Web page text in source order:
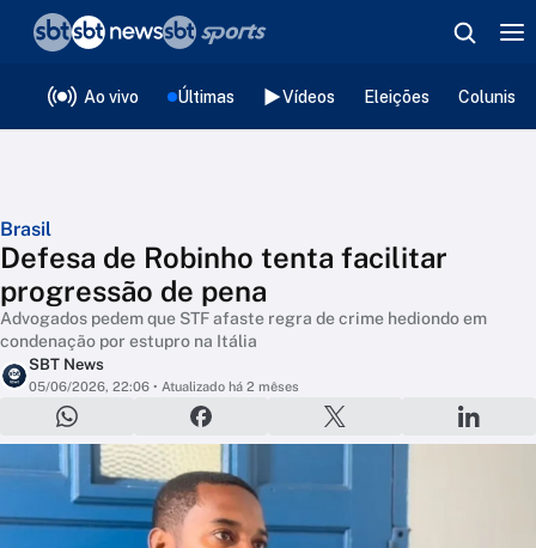
Ao vivo Últimas Vídeos Eleições
Brasil
Defesa de Robinho tenta facilitar
progressão de pena
Advogados pedem que STF afaste regra de crime hediondo em
condenação por estupro na Itália
SBT News
05/06/2026, 22:06 • Atualizado há 2 mêses
❮voltar
Editorias